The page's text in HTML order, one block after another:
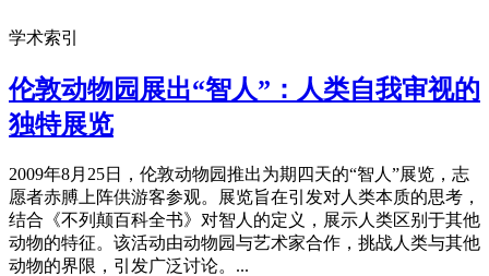
学术索引
伦敦动物园展出“智人”：人类自我审视的
独特展览
2009年8月25日，伦敦动物园推出为期四天的“智人”展览，志
愿者赤膊上阵供游客参观。展览旨在引发对人类本质的思考，
结合《不列颠百科全书》对智人的定义，展示人类区别于其他
动物的特征。该活动由动物园与艺术家合作，挑战人类与其他
动物的界限，引发广泛讨论。...